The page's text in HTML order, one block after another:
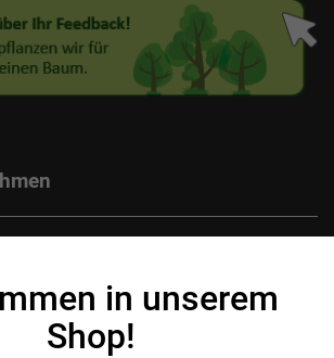
in unserem
Shop!